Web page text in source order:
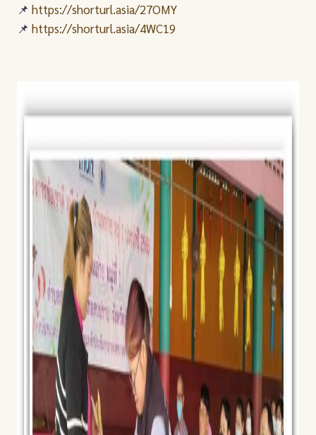
📌 https://shorturl.asia/27OMY
📌 https://shorturl.asia/4WC19